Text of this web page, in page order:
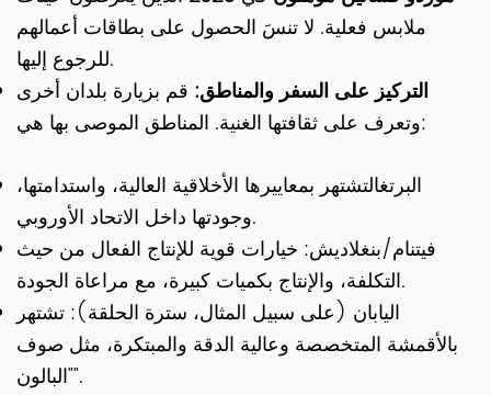
ملابس فعلية. لا تنسَ الحصول على بطاقات أعمالهم
للرجوع إليها.
التركيز على السفر والمناطق: قم بزيارة بلدان أخرى
وتعرف على ثقافتها الغنية. المناطق الموصى بها هي:
البرتغالتشتهر بمعاييرها الأخلاقية العالية، واستدامتها،
وجودتها داخل الاتحاد الأوروبي.
فيتنام/بنغلاديش: خيارات قوية للإنتاج الفعال من حيث
التكلفة، والإنتاج بكميات كبيرة، مع مراعاة الجودة.
اليابان (على سبيل المثال، سترة الحلقة): تشتهر
بالأقمشة المتخصصة وعالية الدقة والمبتكرة، مثل صوف
"البالون".